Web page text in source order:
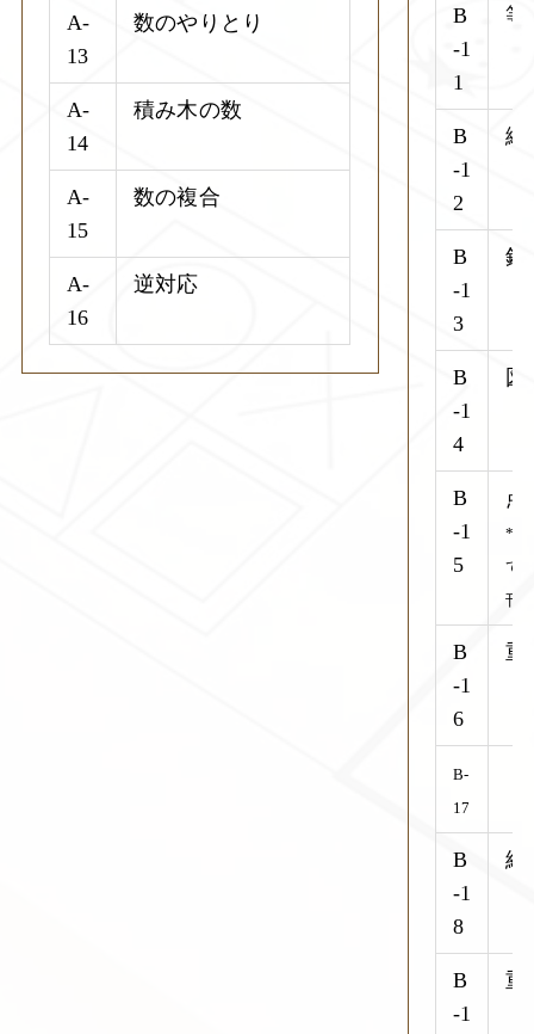
A-
13
数のやりとり
A-
14
積み木の数
A-
15
数の複合
A-
16
逆対応
B
-1
1
等
B
-1
2
絵
B
-1
3
鏡
B
-1
4
B
-1
5
点
*点
て
刊
B
-1
6
重
B-
17
B
-1
8
線
B
-1
重